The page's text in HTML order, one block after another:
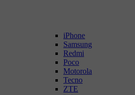
iPhone
Samsung
Redmi
Poco
Motorola
Tecno
ZTE